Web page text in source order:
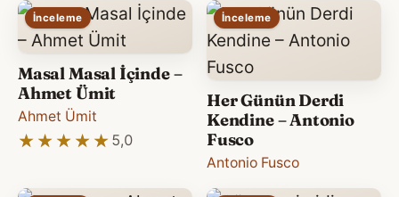
İnceleme
Masal Masal İçinde –
Ahmet Ümit
Ahmet Ümit
★★★★★
★★★★★ 5,0
İnceleme
Her Günün Derdi
Kendine – Antonio
Fusco
Antonio Fusco